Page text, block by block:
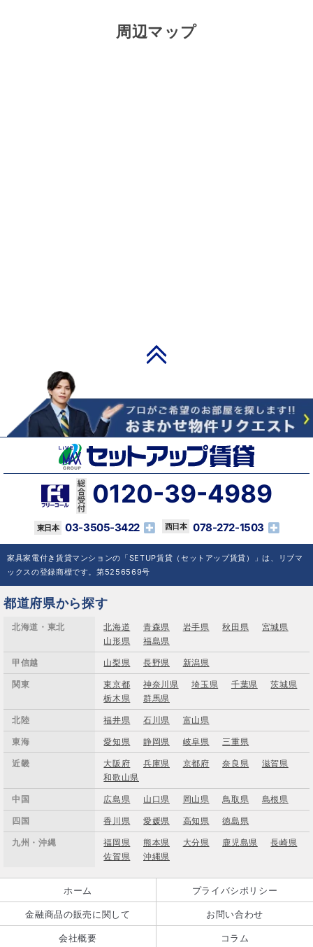
周辺マップ
0120-39-4989
03-3505-3422 078-272-1503
家具家電付き賃貸マンションの「SETUP賃貸（セットアップ賃貸）」は、リブマ
ックスの登録商標です。第5256569号
都道府県から探す
北海道・東北 北海道 青森県 岩手県 秋田県
宮城県
山形県
福島県
甲信越 山梨県 長野県 新潟県
関東 東京都 神奈川県 埼玉県 千葉県
茨城県
栃木県
群馬県
北陸 福井県 石川県 富山県
東海 愛知県 静岡県 岐阜県 三重県
近畿 大阪府 兵庫県 京都府 奈良県
滋賀県
和歌山県
中国 広島県 山口県 岡山県 鳥取県 島根県
四国 香川県 愛媛県 高知県 徳島県
九州・沖縄 福岡県 熊本県 大分県 鹿児島県
長崎県
佐賀県
沖縄県
ホーム プライバシポリシー
金融商品の販売に関して お問い合わせ
会社概要 コラム